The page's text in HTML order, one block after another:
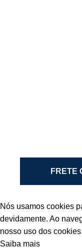
FRETE
Nós usamos cookies
devidamente. Ao
nosso uso dos cookies.
Saiba mais